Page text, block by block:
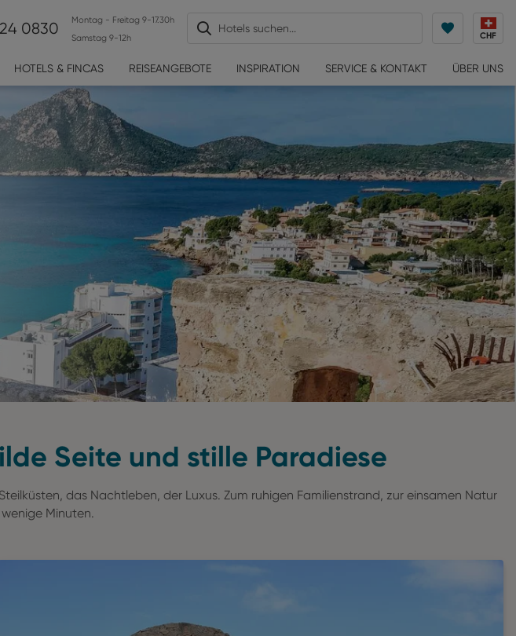
0830
Montag - Freitag 9-17.30h
Samstag 9-12h
Hotels suchen...
CHF
HOTELS & FINCAS REISEANGEBOTE INSPIRATION SERVICE & KONTAKT ÜBER UNS
Seite und stille Paradiese
das Nachtleben, der Luxus. Zum ruhigen Familienstrand, zur einsamen Natur
Minuten.